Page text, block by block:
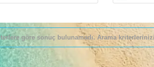
göre sonuç bulunamadı. Arama